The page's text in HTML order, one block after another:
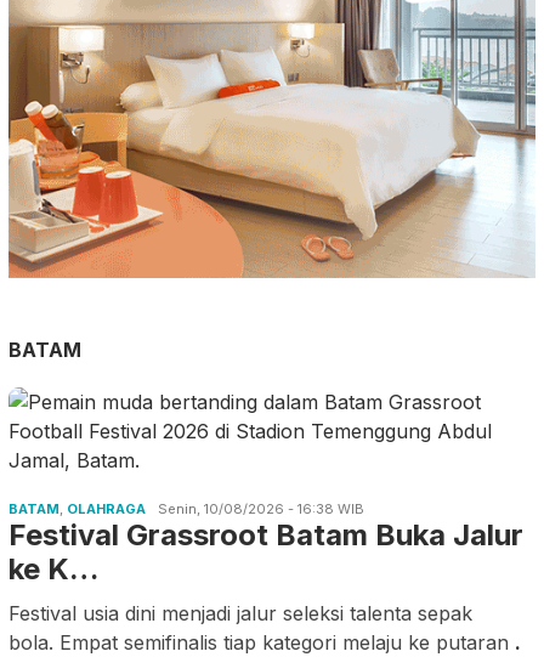
BATAM
BATAM, OLAHRAGA Senin, 10/08/2026 - 16:38 WIB
Festival Grassroot Batam Buka Jalur
ke K…
Festival usia dini menjadi jalur seleksi talenta sepak
bola. Empat semifinalis tiap kategori melaju ke putaran .